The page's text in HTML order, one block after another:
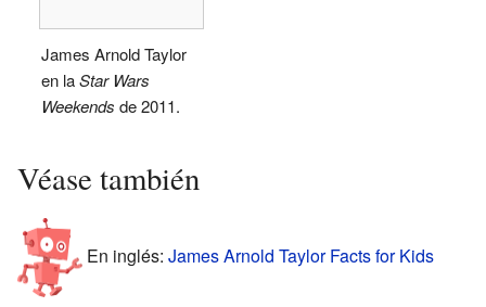
James Arnold Taylor
en laStar Wars
Weekends de 2011.
Véase también
En inglés: James Arnold Taylor Facts for Kids